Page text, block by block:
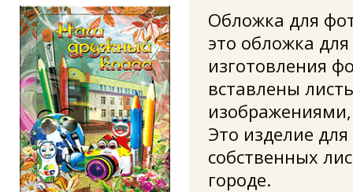
Обложка для
это обложка
изготовления
вставлены
Это изделие
собственных
городе.